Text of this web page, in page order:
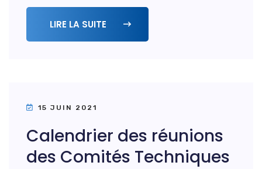
LIRE LA SUITE
15 JUIN 2021
Calendrier des réunions
des Comités Techniques